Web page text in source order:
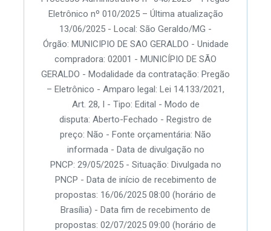
Eletrônico nº 010/2025 – Última atualização
13/06/2025 - Local: São Geraldo/MG -
Órgão: MUNICIPIO DE SAO GERALDO - Unidade
compradora: 02001 - MUNICÍPIO DE SÃO
GERALDO - Modalidade da contratação: Pregão
– Eletrônico - Amparo legal: Lei 14.133/2021,
Art. 28, I - Tipo: Edital - Modo de
disputa: Aberto-Fechado - Registro de
preço: Não - Fonte orçamentária: Não
informada - Data de divulgação no
PNCP: 29/05/2025 - Situação: Divulgada no
PNCP - Data de início de recebimento de
propostas: 16/06/2025 08:00 (horário de
Brasília) - Data fim de recebimento de
propostas: 02/07/2025 09:00 (horário de